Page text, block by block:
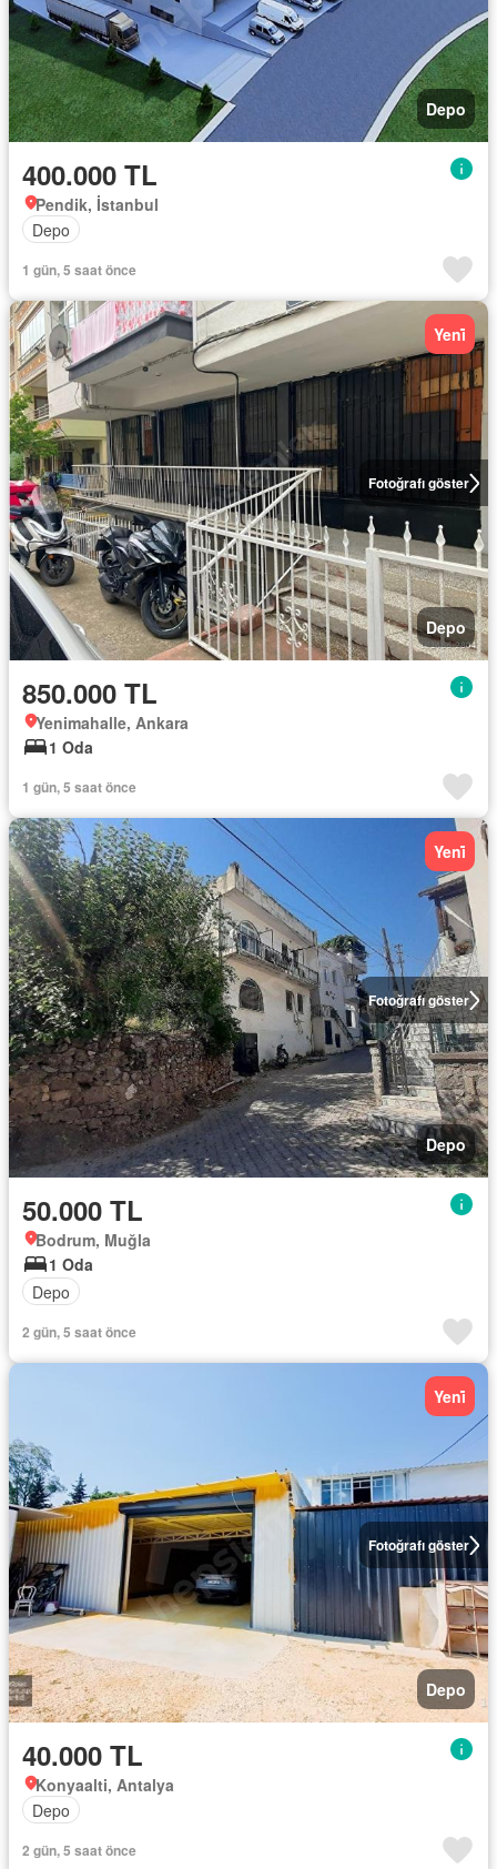
Depo
400.000 TL
Pendik, İstanbul
Depo
1 gün, 5 saat önce
Fotoğrafı göster
Yeni̇
Depo
850.000 TL
Yenimahalle, Ankara
1 Oda
1 gün, 5 saat önce
Fotoğrafı göster
Yeni̇
Depo
50.000 TL
Bodrum, Muğla
1 Oda
Depo
2 gün, 5 saat önce
Fotoğrafı göster
Yeni̇
Depo
40.000 TL
Konyaalti, Antalya
Depo
2 gün, 5 saat önce